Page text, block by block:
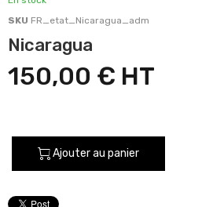
SKU FR_etat_Nicaragua_adm
Nicaragua
150,00 €
Ajouter au panier